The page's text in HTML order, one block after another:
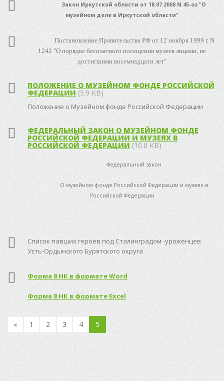
Закон Иркутской области от 18.07.2008 N 45-оз "О
музейном деле в Иркутской области"
Постановление Правительства РФ от 12 ноября1999 г. N
1242 "О порядке бесплатного посещения музеев лицами, не
достигшими восемнадцати лет"
ПОЛОЖЕНИЕ О МУЗЕЙНОМ ФОНДЕ РОССИЙСКОЙ
ФЕДЕРАЦИИ (5.9 KB)
Положение о Музейном фонде Российской Федерации
ФЕДЕРАЛЬНЫЙ ЗАКОН О МУЗЕЙНОМ ФОНДЕ
РОССИЙСКОЙ ФЕДЕРАЦИИ И МУЗЕЯХ В
РОССИЙСКОЙ ФЕДЕРАЦИИ (10.0 KB)
Федеральный закон
О музейном фонде Российской Федерации и музеях в
Российской Федерации
Список павших героев под Сталинградом -уроженцев
Усть-Ордынского Бурятского округа
Форма 8 НК в формате Word
Форма 8 НК в формате Excel
« 1 2 3 4 5